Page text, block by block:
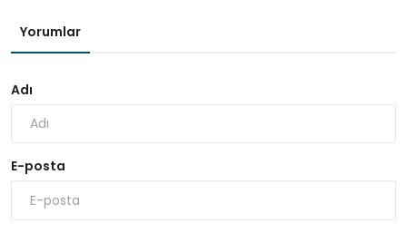
Yorumlar
Adı
E-posta